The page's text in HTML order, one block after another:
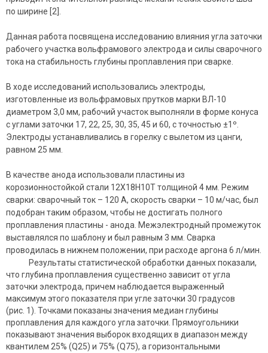
по ширине [2].
Данная работа посвящена исследованию влияния угла заточки
рабочего участка вольфрамового электрода и силы сварочного
тока на стабильность глубины проплавления при сварке.
В ходе исследований использовались электроды,
изготовленные из вольфрамовых прутков марки ВЛ-10
диаметром 3,0 мм, рабочий участок выполняли в форме конуса
с углами заточки 17, 22, 25, 30, 35, 45 и 60, с точностью ±1º.
Электроды устанавливались в горелку с вылетом из цанги,
равном 25 мм.
В качестве анода использовали пластины из
корозионностойкой стали 12Х18Н10Т толщиной 4 мм. Режим
сварки: сварочный ток – 120 А, скорость сварки – 10 м/час, был
подобран таким образом, чтобы не достигать полного
проплавления пластины - анода. Межэлектродный промежуток
выставлялся по шаблону и был равным 3 мм. Сварка
проводилась в нижнем положении, при расходе аргона 6 л/мин.
Результаты статистической обработки данных показали,
что глубина проплавления существенно зависит от угла
заточки электрода, причем наблюдается выраженный
максимум этого показателя при угле заточки 30 градусов
(рис. 1). Точками показаны значения медиан глубины
проплавления для каждого угла заточки. Прямоугольники
показывают значения выборок входящих в диапазон между
квантилем 25% (Q25) и 75% (Q75), а горизонтальными